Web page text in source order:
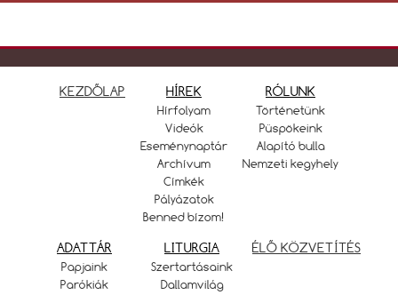
KEZDŐLAP HÍREK
Hírfolyam
Videók
Eseménynaptár
Archívum
Címkék
Pályázatok
Benned bízom!
RÓLUNK
Történetünk
Püspökeink
Alapító bulla
Nemzeti kegyhely
ADATTÁR
Papjaink
Parókiák
LITURGIA
Szertartásaink
Dallamvilág
ÉLŐ KÖZVETÍTÉS